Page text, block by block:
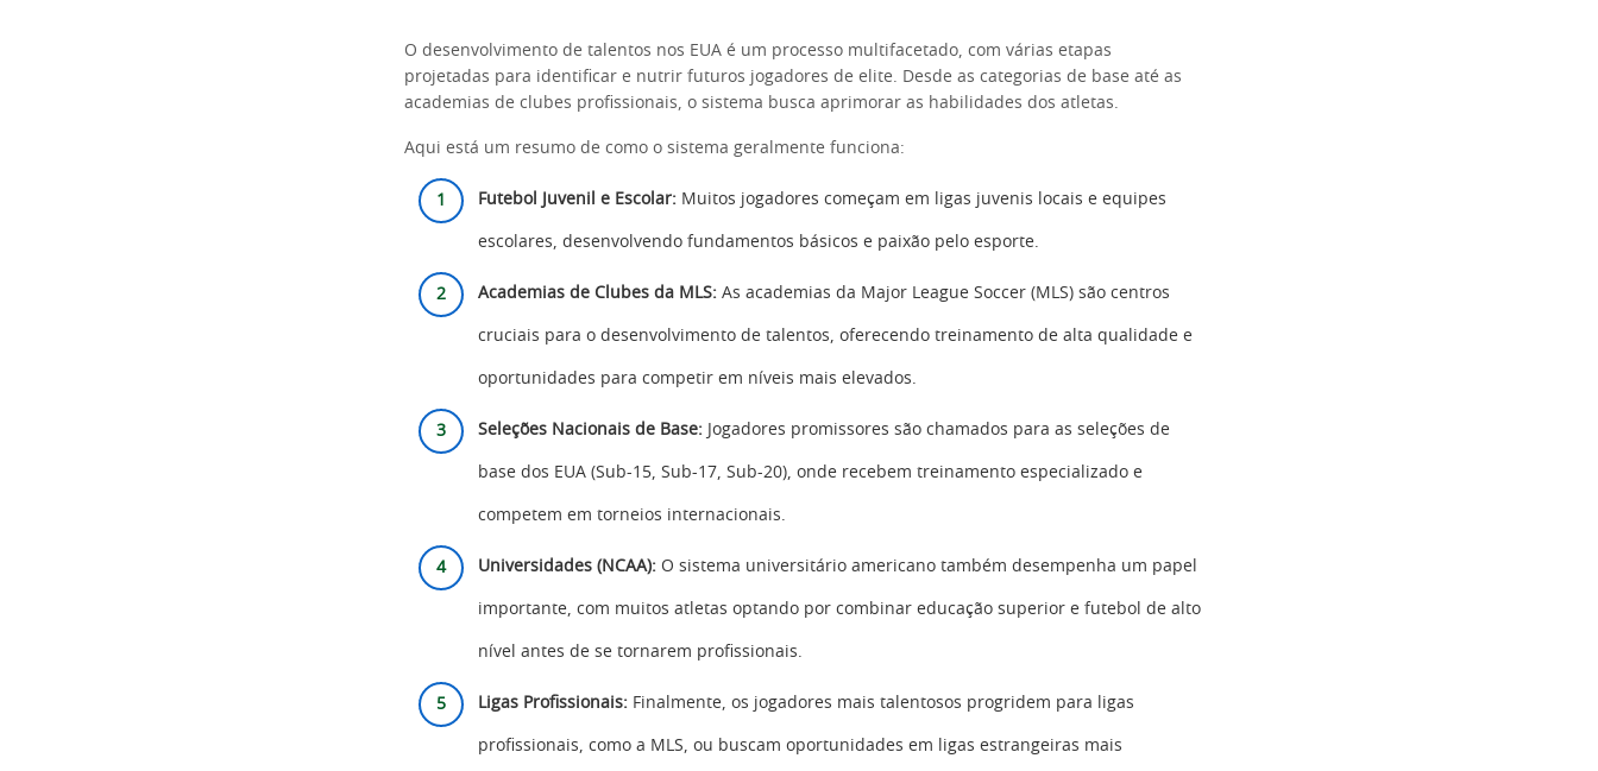
O desenvolvimento de talentos nos EUA é um processo multifacetado, com várias etapas
projetadas para identificar e nutrir futuros jogadores de elite. Desde as categorias de base até as
academias de clubes profissionais, o sistema busca aprimorar as habilidades dos atletas.
Aqui está um resumo de como o sistema geralmente funciona:
Futebol Juvenil e Escolar: Muitos jogadores começam em ligas juvenis locais e equipes
escolares, desenvolvendo fundamentos básicos e paixão pelo esporte.
Academias de Clubes da MLS: As academias da Major League Soccer (MLS) são centros
cruciais para o desenvolvimento de talentos, oferecendo treinamento de alta qualidade e
oportunidades para competir em níveis mais elevados.
Seleções Nacionais de Base: Jogadores promissores são chamados para as seleções de
base dos EUA (Sub-15, Sub-17, Sub-20), onde recebem treinamento especializado e
competem em torneios internacionais.
Universidades (NCAA): O sistema universitário americano também desempenha um papel
importante, com muitos atletas optando por combinar educação superior e futebol de alto
nível antes de se tornarem profissionais.
Ligas Profissionais: Finalmente, os jogadores mais talentosos progridem para ligas
profissionais, como a MLS, ou buscam oportunidades em ligas estrangeiras mais